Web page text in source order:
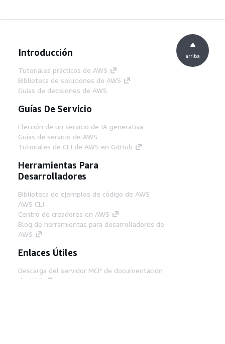
Introducción
Tutoriales prácticos de AWS
Biblioteca de soluciones de AWS
Guías de decisiones de AWS
Guías De Servicio
Elección de un servicio de IA generativa
Guías de servicio de AWS
Tutoriales de CLI de AWS en GitHub
Herramientas Para
Desarrolladores
Biblioteca de ejemplos de código de AWS
AWS CLI
Centro de creadores en AWS
Blog de herramientas para desarrolladores de
AWS
Enlaces Útiles
Descarga del servidor MCP de documentación
de AWS
arriba